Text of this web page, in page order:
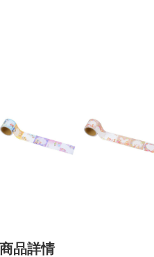
商品詳情